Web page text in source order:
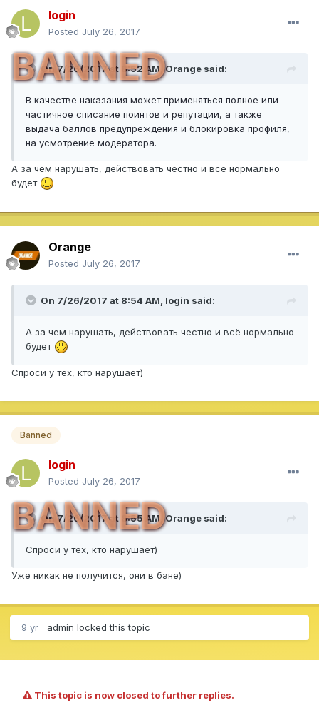
login
Posted July 26, 2017
BANNED
On 7/26/2017 at 8:52 AM,Orange said:
В качестве наказания может применяться полное или
частичное списание поинтов и репутации, а также
выдача баллов предупреждения и блокировка профиля,
на усмотрение модератора.
А за чем нарушать, действовать честно и всё нормально
будет
Orange
Posted July 26, 2017
On 7/26/2017 at 8:54 AM, login said:
А за чем нарушать, действовать честно и всё нормально
будет
Спроси у тех, кто нарушает)
Banned
login
Posted July 26, 2017
BANNED
On 7/26/2017 at 8:55 AM,Orange said:
Спроси у тех, кто нарушает)
Уже никак не получится, они в бане)
9 yr admin locked this topic
This topic is now closed to further replies.